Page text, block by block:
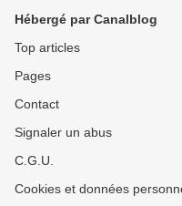
Hébergé par Canalblog
Top articles
Pages
Contact
Signaler un abus
C.G.U.
Cookies et données